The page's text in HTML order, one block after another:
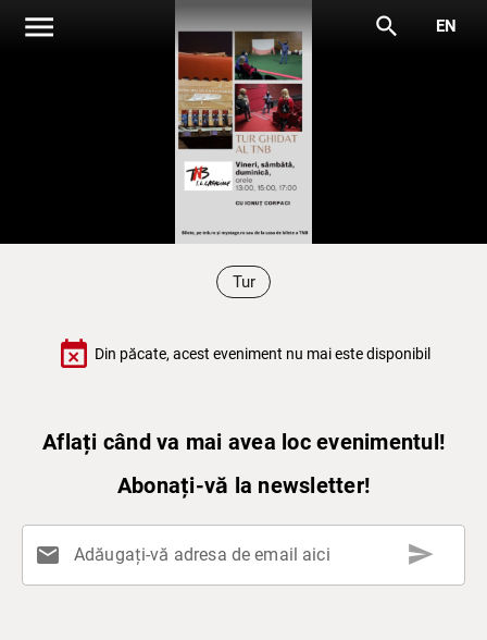
menu search EN
Tur
event_busy Din păcate, acest eveniment nu mai este disponibil
Aflați când va mai avea loc evenimentul!
Abonați-vă la newsletter!
mail Adăugați-vă adresa de email aici send